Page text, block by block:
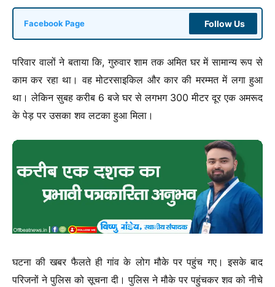
Facebook Page Follow Us
परिवार वालों ने बताया कि, गुरुवार शाम तक अमित घर में सामान्य रूप से
काम कर रहा था। वह मोटरसाइकिल और कार की मरम्मत में लगा हुआ
था। लेकिन सुबह करीब 6 बजे घर से लगभग 300 मीटर दूर एक अमरूद
के पेड़ पर उसका शव लटका हुआ मिला।
घटना की खबर फैलते ही गांव के लोग मौके पर पहुंच गए। इसके बाद
परिजनों ने पुलिस को सूचना दी। पुलिस ने मौके पर पहुंचकर शव को नीचे